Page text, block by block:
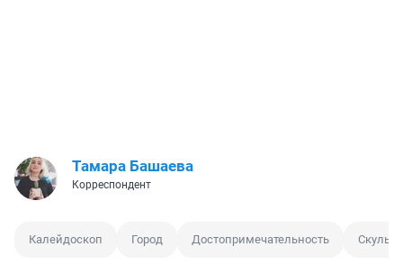
Тамара Башаева
Корреспондент
Калейдоскоп Город Достопримечательность